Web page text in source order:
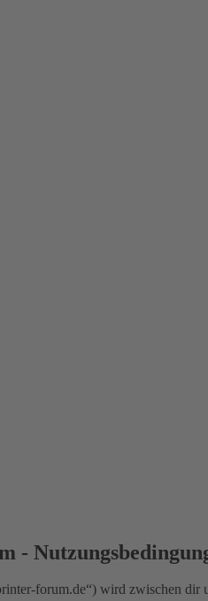
-
forum.de“) wird zwischen dir